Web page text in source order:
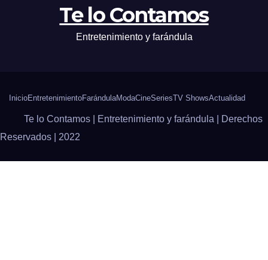
Te lo Contamos
Entretenimiento y farándula
InicioEntretenimientoFarándulaModaCineSeriesTV ShowsActualidad